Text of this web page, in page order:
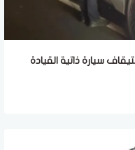
سيارة ذاتية القيادة